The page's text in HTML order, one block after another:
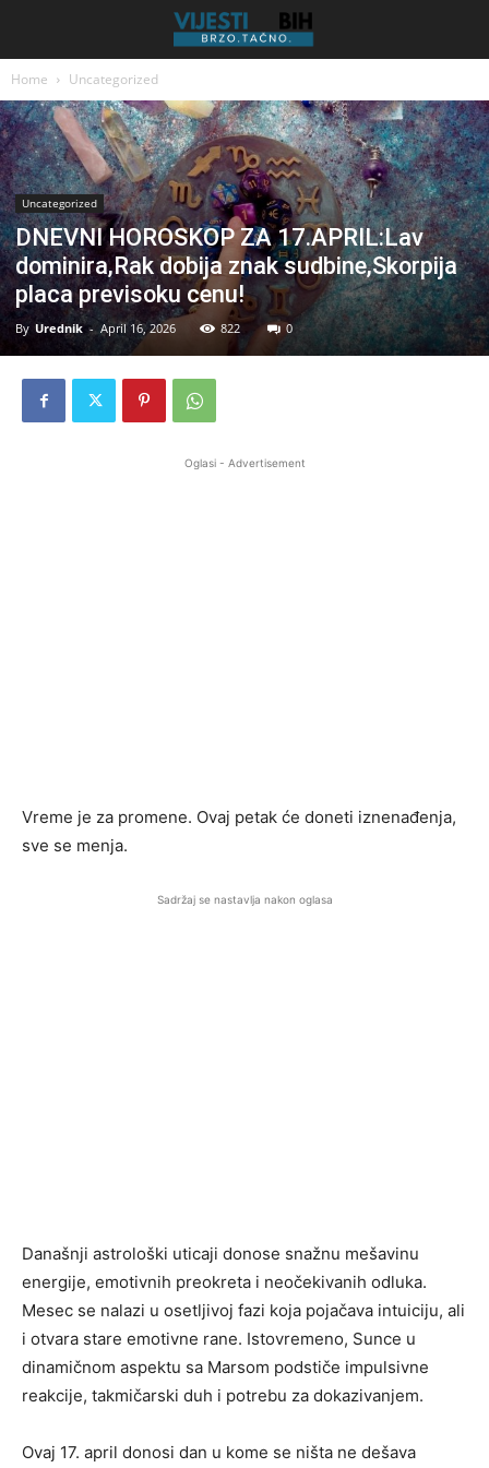
Home Uncategorized
Uncategorized
DNEVNI HOROSKOP ZA 17.APRIL:Lav
dominira,Rak dobija znak sudbine,Skorpija
placa previsoku cenu!
By Urednik - April 16, 2026 822 0
Oglasi - Advertisement
Vreme je za promene. Ovaj petak će doneti iznenađenja,
sve se menja.
Sadržaj se nastavlja nakon oglasa
Današnji astrološki uticaji donose snažnu mešavinu
energije, emotivnih preokreta i neočekivanih odluka.
Mesec se nalazi u osetljivoj fazi koja pojačava intuiciju, ali
i otvara stare emotivne rane. Istovremeno, Sunce u
dinamičnom aspektu sa Marsom podstiče impulsivne
reakcije, takmičarski duh i potrebu za dokazivanjem.
Ovaj 17. april donosi dan u kome se ništa ne dešava